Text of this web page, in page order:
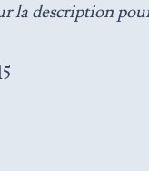
la description